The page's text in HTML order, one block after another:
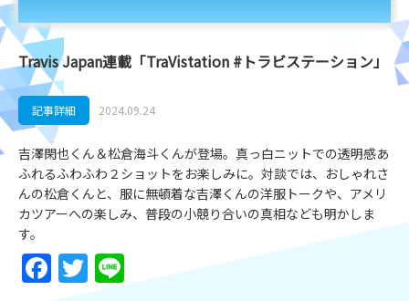
Travis Japan連載「TraVistation #トラビステーション」
記事詳細 2024.09.24
吉澤閑也くん＆松倉海斗くんが登場。真っ白ニットでの透明感あ
ふれるふわふわ２ショットをお楽しみに。対談では、おしゃれさ
んの松倉くんと、服に無頓着な吉澤くんの洋服トークや、アメリ
カツアーへの楽しみ、普段の小競り合いの真相なども明かしま
す。
Facebook
Twitter